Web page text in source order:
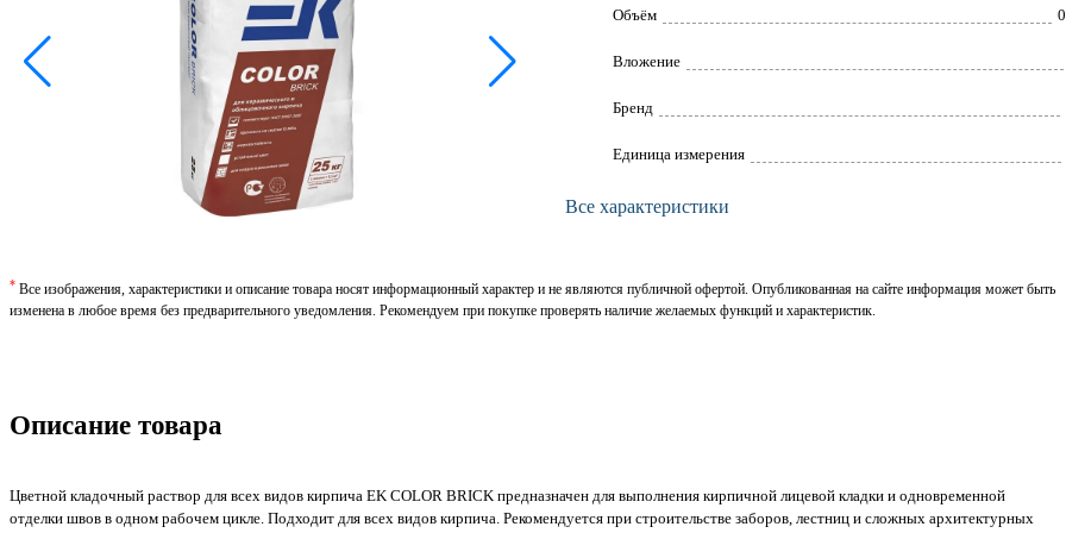
Объём
Вложение
Брeнд
Единица измерения
Все характеристики
* Все изображения, характеристики и описание товара носят информационный характер и не являются публичной офертой. Опубликованная на сайте информация может быть
изменена в любое время без предварительного уведомления. Рекомендуем при покупке проверять наличие желаемых функций и характеристик.
Описание товара
Цветной кладочный раствор для всех видов кирпича EK COLOR BRICK предназначен для выполнения кирпичной лицевой кладки и одновременной
отделки швов в одном рабочем цикле. Подходит для всех видов кирпича. Рекомендуется при строительстве заборов, лестниц и сложных архитектурных